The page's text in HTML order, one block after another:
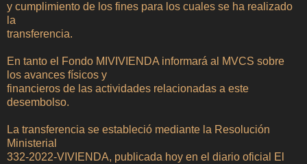
y cumplimiento de los fines para los cuales se ha realizado
la
transferencia.
En tanto el Fondo MIVIVIENDA informará al MVCS sobre
los avances físicos y
financieros de las actividades relacionadas a este
desembolso.
La transferencia se estableció mediante la Resolución
Ministerial
332-2022-VIVIENDA, publicada hoy en el diario oficial El